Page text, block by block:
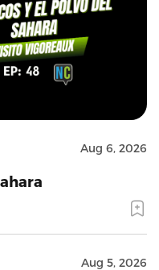
Aug 6, 2026
Aug 5, 2026